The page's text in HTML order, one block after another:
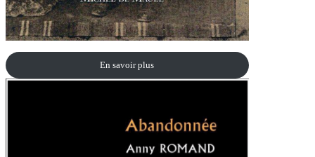
En savoir plus